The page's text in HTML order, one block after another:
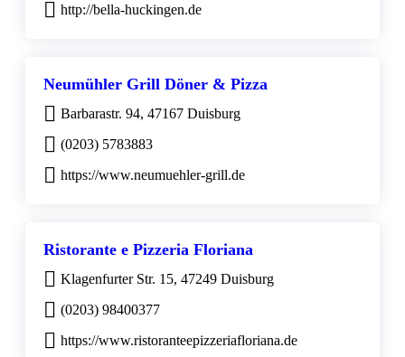
http://bella-huckingen.de
Neumühler Grill Döner & Pizza
Barbarastr. 94, 47167 Duisburg
(0203) 5783883
https://www.neumuehler-grill.de
Ristorante e Pizzeria Floriana
Klagenfurter Str. 15, 47249 Duisburg
(0203) 98400377
https://www.ristoranteepizzeriafloriana.de